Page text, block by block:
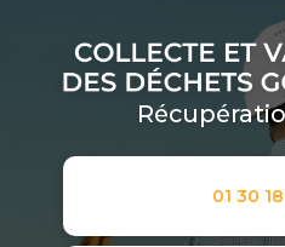
01 30